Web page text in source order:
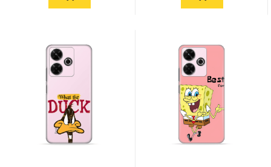
Svijet životinja Auto - Moto motivi